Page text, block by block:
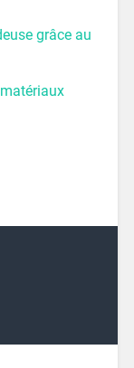
grâce au